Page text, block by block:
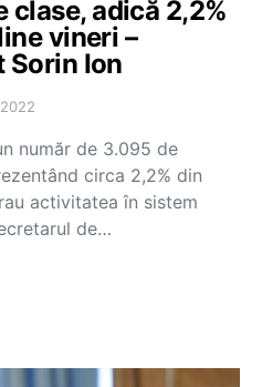
clase, adică 2,2%
vineri –
Sorin Ion
număr de 3.095 de
circa 2,2% din
activitatea în sistem
de…